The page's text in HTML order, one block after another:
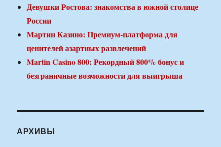
Девушки Ростова: знакомства в южной столице
России
Мартин Казино: Премиум-платформа для
ценителей азартных развлечений
Martin Casino 800: Рекордный 800% бонус и
безграничные возможности для выигрыша
АРХИВЫ